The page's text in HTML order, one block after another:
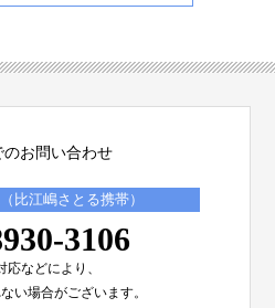
のお問い合わせ
比江嶋さとる携帯）
3106
などにより、
い場合がございます。